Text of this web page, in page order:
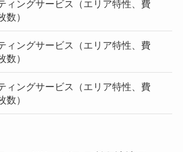
ィングサービス（エリア特性、費
数）
ィングサービス（エリア特性、費
数）
ィングサービス（エリア特性、費
数）